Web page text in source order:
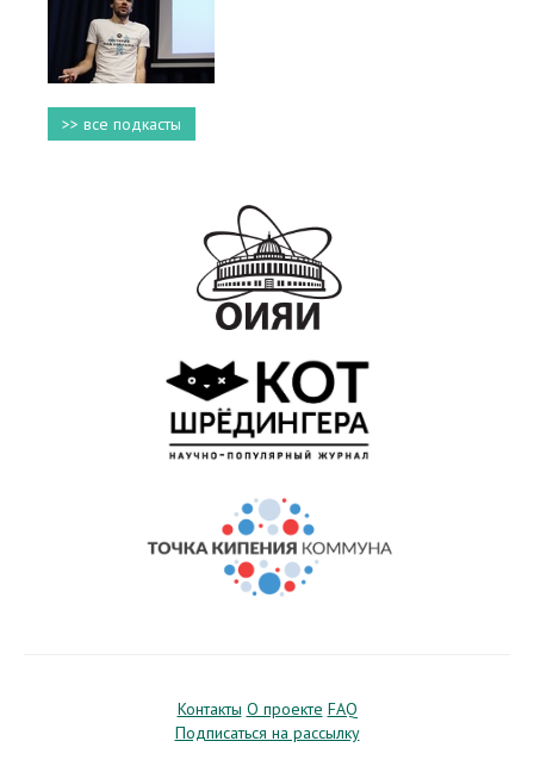
>> все подкасты
Контакты О проекте FAQ
Подписаться на рассылку